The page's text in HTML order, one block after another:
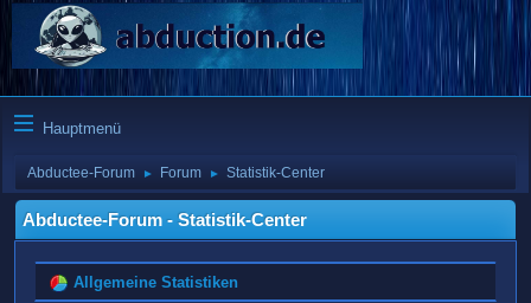
Hauptmenü
Abductee-Forum ► Forum ► Statistik-Center
Abductee-Forum - Statistik-Center
Allgemeine Statistiken